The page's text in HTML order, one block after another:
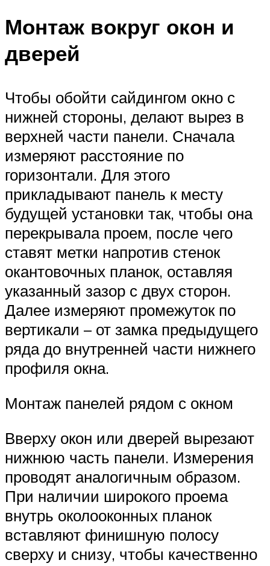
Монтаж вокруг окон и
дверей
Чтобы обойти сайдингом окно с
нижней стороны, делают вырез в
верхней части панели. Сначала
измеряют расстояние по
горизонтали. Для этого
прикладывают панель к месту
будущей установки так, чтобы она
перекрывала проем, после чего
ставят метки напротив стенок
окантовочных планок, оставляя
указанный зазор с двух сторон.
Далее измеряют промежуток по
вертикали – от замка предыдущего
ряда до внутренней части нижнего
профиля окна.
Монтаж панелей рядом с окном
Вверху окон или дверей вырезают
нижнюю часть панели. Измерения
проводят аналогичным образом.
При наличии широкого проема
внутрь околооконных планок
вставляют финишную полосу
сверху и снизу, чтобы качественно